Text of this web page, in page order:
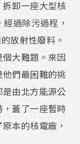
卸一座大型核
過除污過程，
放射性廢料。
大難題。來因
們最困難的挑
由北方能源公
蓋了一座暫時
本的核電廠，